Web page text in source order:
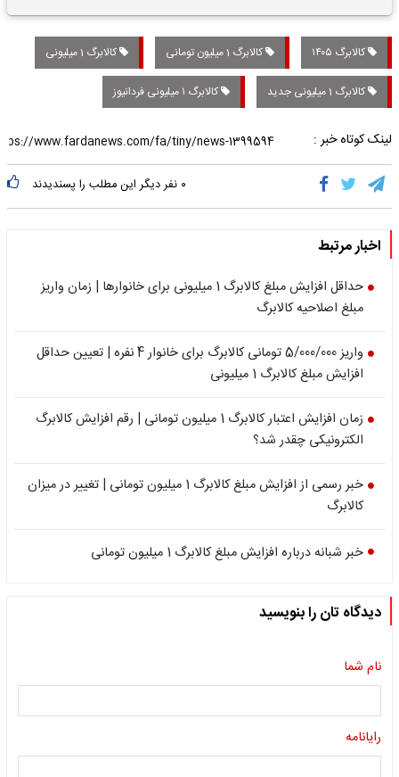
تاریخی واریز خواهد شد؟
کالابرگ ۱۴۰۵ کالابرگ 1 میلیون تومانی کالابرگ 1 میلیونی
کالابرگ 1 میلیونی جدید کالابرگ ۱ میلیونی فردانیوز
لینک کوتاه خبر :
۰ نفر دیگر این مطلب را پسندیدند
اخبار مرتبط
حداقل افزایش مبلغ کالابرگ 1 میلیونی برای خانوارها | زمان واریز
مبلغ اصلاحیه کالابرگ
واریز 5/000/000 تومانی کالابرگ برای خانوار 4 نفره | تعیین حداقل
افزایش مبلغ کالابرگ 1 میلیونی
زمان افزایش اعتبار کالابرگ 1 میلیون تومانی | رقم افزایش کالابرگ
الکترونیکی چقدر شد؟
خبر رسمی از افزایش مبلغ کالابرگ 1 میلیون تومانی | تغییر در میزان
کالابرگ
خبر شبانه درباره افزایش مبلغ کالابرگ 1 میلیون تومانی
دیدگاه تان را بنویسید
نام شما
رایانامه